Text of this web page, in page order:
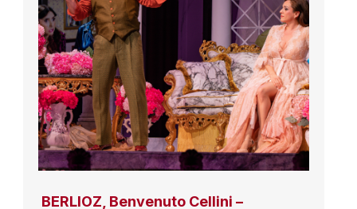
BERLIOZ, Benvenuto Cellini –